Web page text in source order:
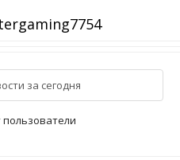
за сегодня